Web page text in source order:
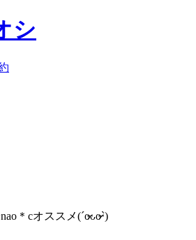
nao＊cオススメ(ˊo̶̶̷ᴗo̶̶̷`)